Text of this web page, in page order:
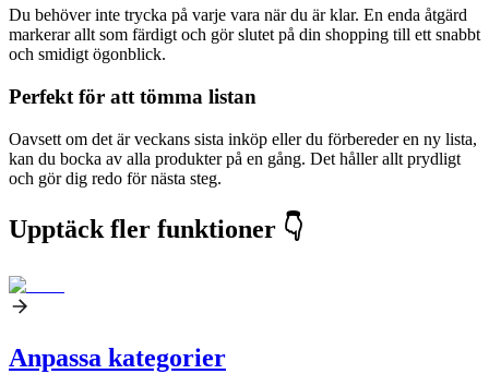
Du behöver inte trycka på varje vara när du är klar. En enda åtgärd
markerar allt som färdigt och gör slutet på din shopping till ett snabbt
och smidigt ögonblick.
Perfekt för att tömma listan
Oavsett om det är veckans sista inköp eller du förbereder en ny lista,
kan du bocka av alla produkter på en gång. Det håller allt prydligt
och gör dig redo för nästa steg.
Upptäck fler funktioner 👇
Anpassa kategorier